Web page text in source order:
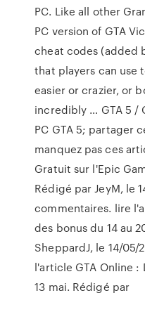
PC. Like all other
PC version of GTA
cheat codes (added
that players can use
easier or crazier, or
incredibly … GTA 5 /
PC GTA 5; partager
manquez pas ces
Gratuit sur l'Epic
Rédigé par JeyM, le
commentaires. lire
des bonus du 14 au
SheppardJ, le 14/
l'article GTA Online :
13 mai. Rédigé par